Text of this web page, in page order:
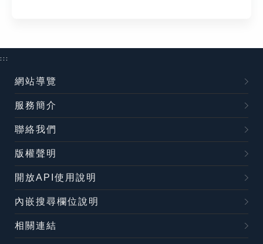
:::
網站導覽
服務簡介
聯絡我們
版權聲明
開放API使用說明
內嵌搜尋欄位說明
相關連結